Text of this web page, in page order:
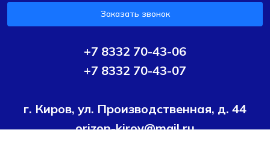
Заказать звонок
+7 8332 70-43-06
+7 8332 70-43-07
г. Киров, ул. Производственная, д. 44
orizon-kirov@mail.ru